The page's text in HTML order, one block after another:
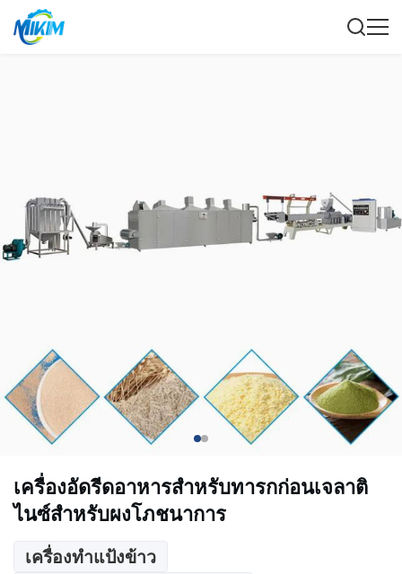
เครื่องอัดรีดอาหารสำหรับทารกก่อนเจลาติ
ไนซ์สำหรับผงโภชนาการ
เครื่องทำแป้งข้าว